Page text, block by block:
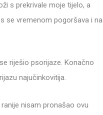
s prekrivale moje tijelo, a
se vremenom pogoršava i na
riješio psorijaze. Konačno
najučinkovitija.
nisam pronašao ovu